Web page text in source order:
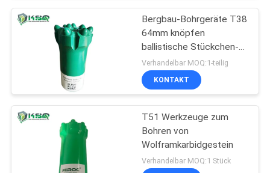
Bergbau-Bohrgeräte T38
64mm knöpfen
ballistische Stückchen-
Felsen-Bohrung
Verhandelbar MOQ:1-teilig
KONTAKT
T51 Werkzeuge zum
Bohren von
Wolframkarbidgestein
Verhandelbar MOQ:1 Stück